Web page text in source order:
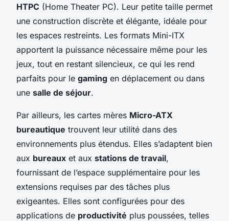
HTPC (Home Theater PC). Leur petite taille permet
une construction discrète et élégante, idéale pour
les espaces restreints. Les formats Mini-ITX
apportent la puissance nécessaire même pour les
jeux, tout en restant silencieux, ce qui les rend
parfaits pour le gaming en déplacement ou dans
une salle de séjour.
Par ailleurs, les cartes mères Micro-ATX
bureautique trouvent leur utilité dans des
environnements plus étendus. Elles s’adaptent bien
aux bureaux et aux stations de travail,
fournissant de l’espace supplémentaire pour les
extensions requises par des tâches plus
exigeantes. Elles sont configurées pour des
applications de productivité plus poussées, telles